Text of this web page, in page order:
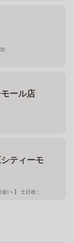
ール店
ティーモ
)＞】 土日祝：